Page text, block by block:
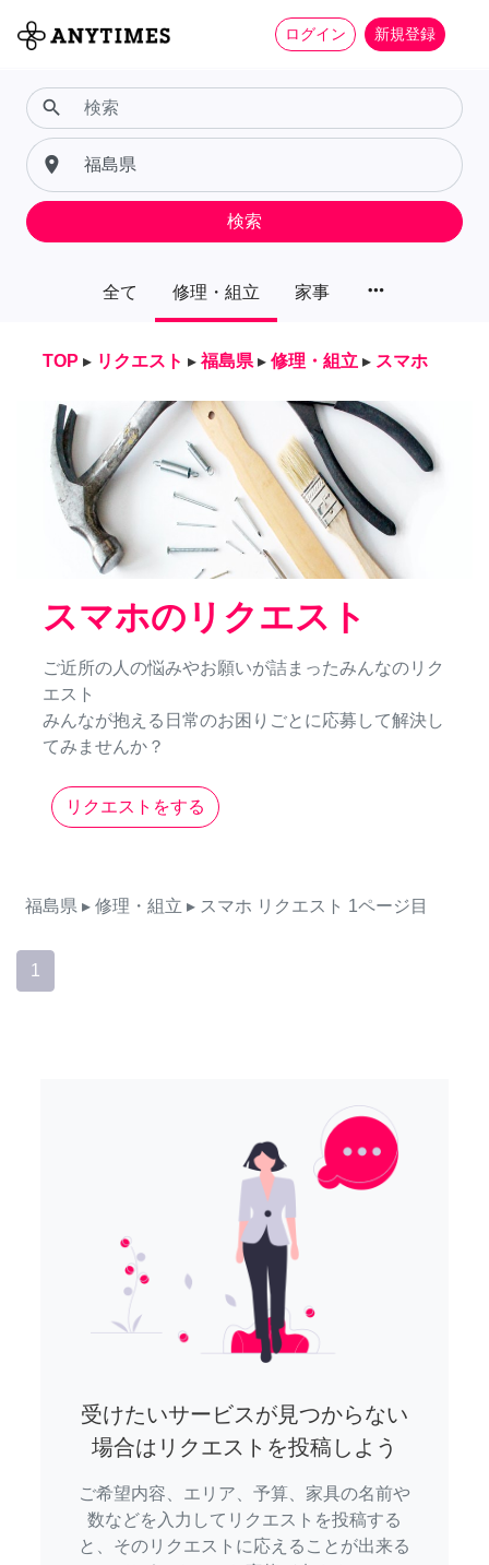
ログイン 新規登録
全て 修理・組立 家事 more_horiz
search
place
検索
TOP ▸ リクエスト ▸ 福島県 ▸ 修理・組立 ▸ スマホ
スマホのリクエスト
ご近所の人の悩みやお願いが詰まったみんなのリク
エスト
みんなが抱える日常のお困りごとに応募して解決し
てみませんか？
リクエストをする
福島県 ▸ 修理・組立 ▸ スマホ リクエスト 1ページ目
1
受けたいサービスが見つからない
場合はリクエストを投稿しよう
ご希望内容、エリア、予算、家具の名前や
数などを入力してリクエストを投稿する
と、そのリクエストに応えることが出来る